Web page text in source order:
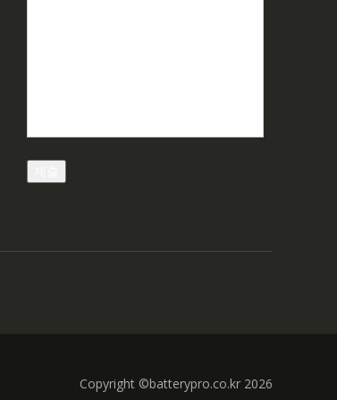
Copyright ©batterypro.co.kr 2026